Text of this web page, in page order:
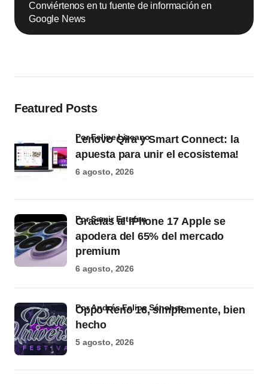
Conviértenos en tu fuente de información en
Google News
Featured Posts
Lenovo Qira y Smart Connect: la
apuesta para unir el ecosistema!
por Felipe Lizcano
6 agosto, 2026
Gracias al iPhone 17 Apple se
apodera del 65% del mercado
premium
por Samir Estefan
6 agosto, 2026
Oppo Reno 16, simplemente, bien
hecho
por Andrés Felipe Sánchez
5 agosto, 2026